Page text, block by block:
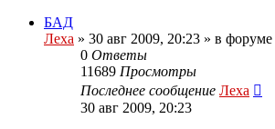
БАД
Леха » 30 авг 2009, 20:23 » в форуме
0 Ответы
11689 Просмотры
Последнее сообщение Леха
30 авг 2009, 20:23